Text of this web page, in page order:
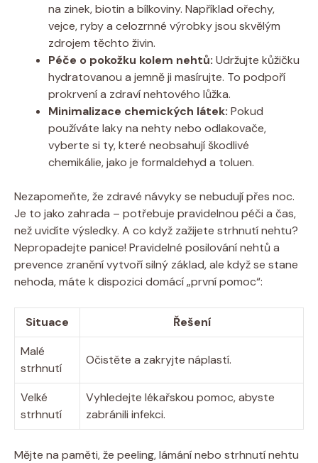
na zinek, biotin a bílkoviny. Například ořechy,
vejce, ryby a celozrnné výrobky jsou skvělým
zdrojem těchto živin.
Péče o pokožku kolem nehtů: Udržujte kůžičku
hydratovanou a jemně ji masírujte. To podpoří
prokrvení a zdraví nehtového lůžka.
Minimalizace chemických látek: Pokud
používáte laky na nehty nebo odlakovače,
vyberte si ty, které neobsahují škodlivé
chemikálie, jako je formaldehyd a toluen.
Nezapomeňte, že zdravé návyky se nebudují přes noc.
Je to jako zahrada – potřebuje pravidelnou péči a čas,
než uvidíte výsledky. A co když zažijete strhnutí nehtu?
Nepropadejte panice! Pravidelné posilování nehtů a
prevence zranění vytvoří silný základ, ale když se stane
nehoda, máte k dispozici domácí „první pomoc“:
Situace
Řešení
Malé
strhnutí
Očistěte a zakryjte náplastí.
Velké
strhnutí
Vyhledejte lékařskou pomoc, abyste
zabránili infekci.
Mějte na paměti, že peeling, lámání nebo strhnutí nehtu